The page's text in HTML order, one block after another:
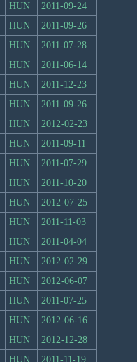
HUN
2011-09-24
HUN
2011-09-26
HUN
2011-07-28
HUN
2011-06-14
HUN
2011-12-23
HUN
2011-09-26
HUN
2012-02-23
HUN
2011-09-11
HUN
2011-07-29
HUN
2011-10-20
HUN
2012-07-25
HUN
2011-11-03
HUN
2011-04-04
HUN
2012-02-29
HUN
2012-06-07
HUN
2011-07-25
HUN
2012-06-16
HUN
2012-12-28
HUN 2011-11-19